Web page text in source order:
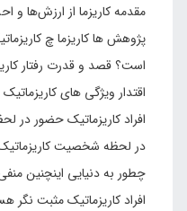
مقدمه کاریزما از ارزش‌ها و
پژوهش ها کاریزما چ
است؟ قصد و قدرت رفتار
افراد کاریزماتیک حضور در
در لحظه شخصیت
چطور به دنیایی اینچنین
افراد کاریزماتیک مثبت نگر